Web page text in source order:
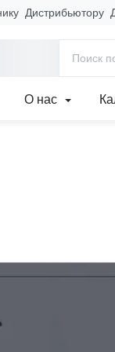
Дистрибьютору
О нас